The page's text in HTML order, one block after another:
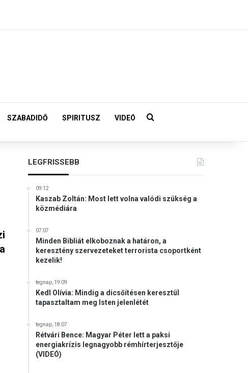
SZABADIDŐ SPIRITUSZ VIDEÓ Keresés:
LEGFRISSEBB
09:12
Kaszab Zoltán: Most lett volna valódi szükség a
közmédiára
07:07
Minden Bibliát elkoboznak a határon, a
keresztény szervezeteket terrorista csoportként
kezelik!
tegnap, 19:09
Kedl Olívia: Mindig a dicsőítésen keresztül
tapasztaltam meg Isten jelenlétét
tegnap, 18:07
Rétvári Bence: Magyar Péter lett a paksi
energiakrízis legnagyobb rémhírterjesztője
(VIDEÓ)